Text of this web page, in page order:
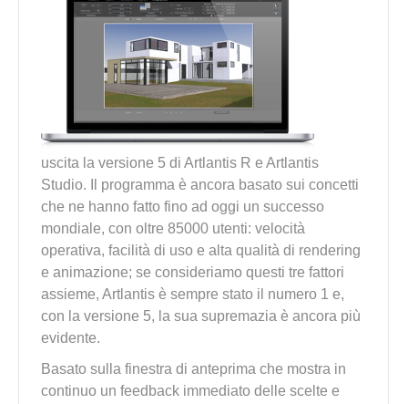
uscita la versione 5 di Artlantis R e Artlantis
Studio. Il programma è ancora basato sui concetti
che ne hanno fatto fino ad oggi un successo
mondiale, con oltre 85000 utenti: velocità
operativa, facilità di uso e alta qualità di rendering
e animazione; se consideriamo questi tre fattori
assieme, Artlantis è sempre stato il numero 1 e,
con la versione 5, la sua supremazia è ancora più
evidente.
Basato sulla finestra di anteprima che mostra in
continuo un feedback immediato delle scelte e